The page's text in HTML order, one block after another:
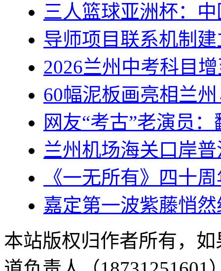
三人篮球亚洲杯：
导师项目联系机制
2026兰州中考科目
60幅泥板画亮相兰
网友“考古”老演员
兰州机场海关口岸
《一无所有》四十
嘉定第一波紫藤悄
本站版权归作者所有，